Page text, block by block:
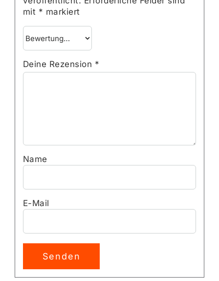
mit * markiert
Deine Rezension *
Name
E-Mail
Alternative: